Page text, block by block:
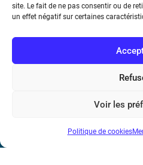
site. Le fait de ne pas consentir ou de
un effet négatif sur certaines
Voir les
Politique de cookies
Société de l’Electricité, de
de l’Information et de la
17 rue de l’Amiral Hamelin